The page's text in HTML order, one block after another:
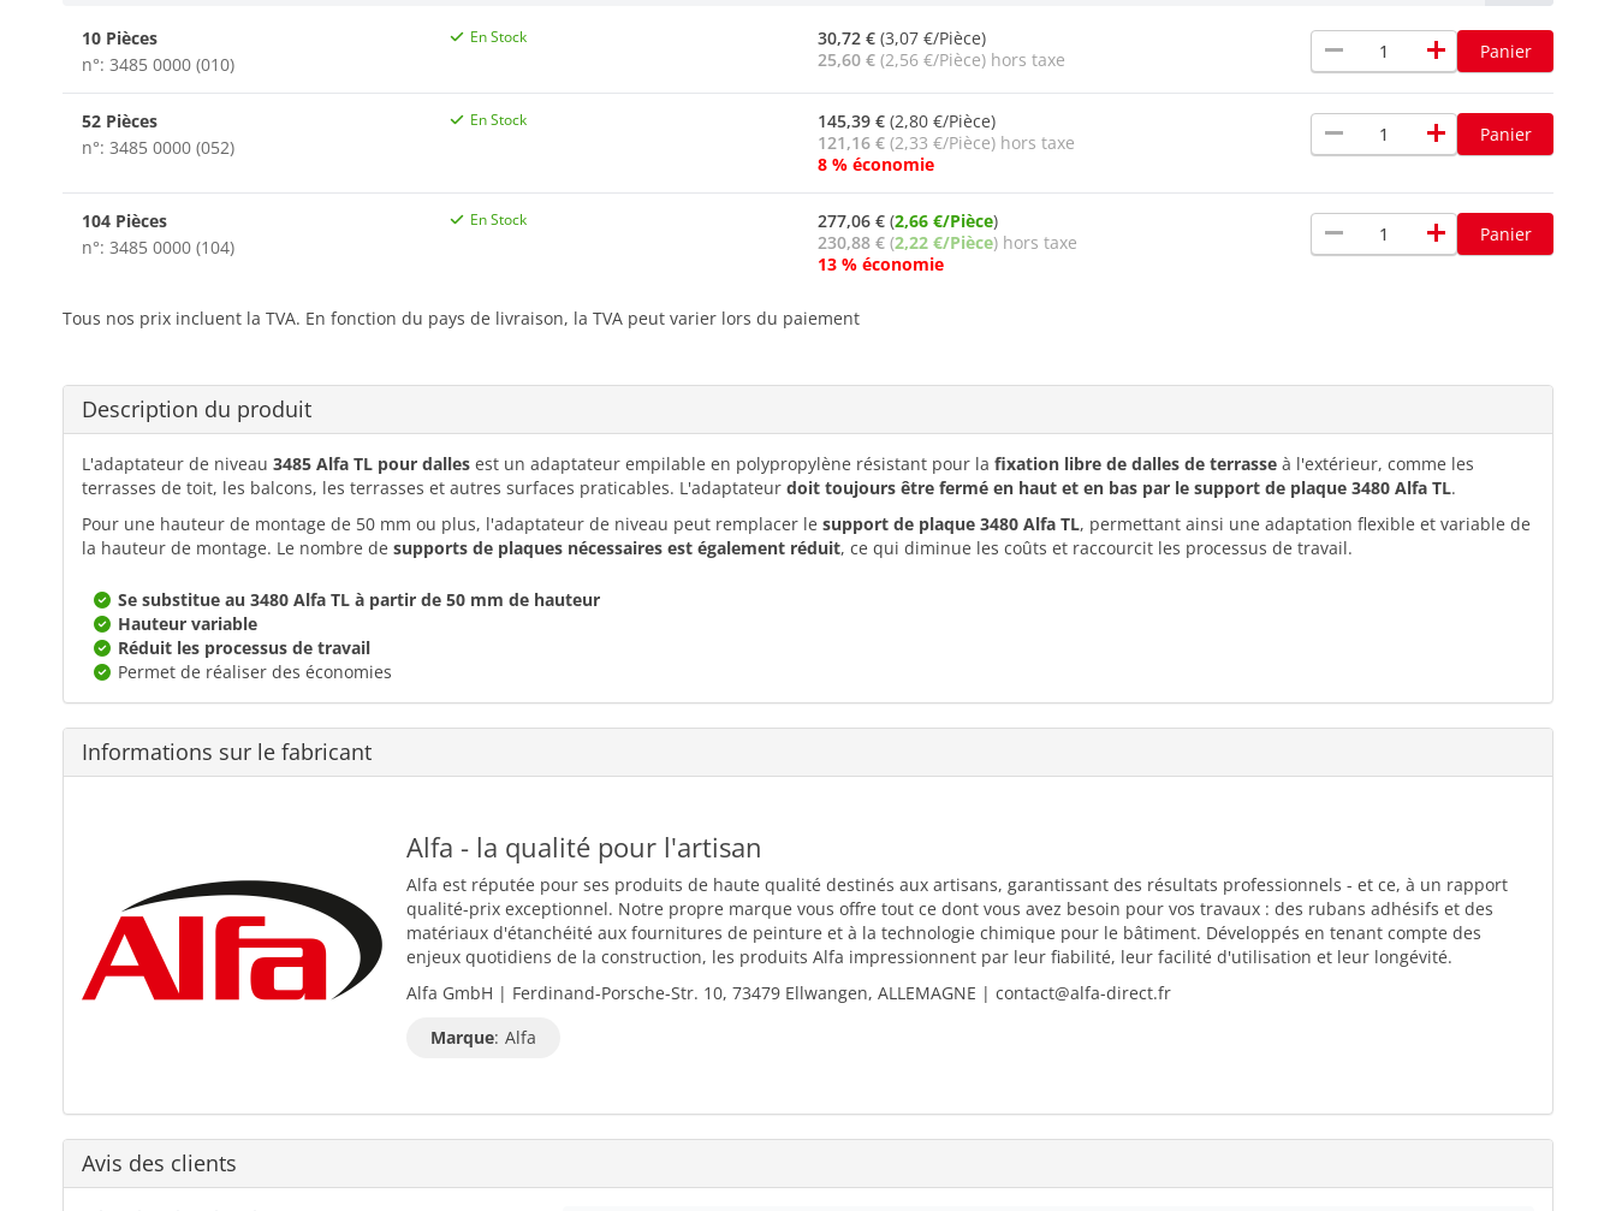
10 Pièces
n°: 3485 0000 (010)
En Stock 30,72 € (3,07 €/Pièce)
25,60 € (2,56 €/Pièce) hors taxe remove add Panier
52 Pièces
n°: 3485 0000 (052)
En Stock 145,39 € (2,80 €/Pièce)
121,16 € (2,33 €/Pièce) hors taxe
8 % économie
remove add Panier
104 Pièces
n°: 3485 0000 (104)
En Stock 277,06 € (2,66 €/Pièce)
230,88 € (2,22 €/Pièce) hors taxe
13 % économie
remove add Panier
Tous nos prix incluent la TVA. En fonction du pays de livraison, la TVA peut varier lors du paiement
Description du produit
L'adaptateur de niveau 3485 Alfa TL pour dalles est un adaptateur empilable en polypropylène résistant pour la fixation libre de dalles de terrasse à l'extérieur, comme les
terrasses de toit, les balcons, les terrasses et autres surfaces praticables. L'adaptateur doit toujours être fermé en haut et en bas par le support de plaque 3480 Alfa TL.
Pour une hauteur de montage de 50 mm ou plus, l'adaptateur de niveau peut remplacer le support de plaque 3480 Alfa TL, permettant ainsi une adaptation flexible et variable de
la hauteur de montage. Le nombre de supports de plaques nécessaires est également réduit, ce qui diminue les coûts et raccourcit les processus de travail.
Se substitue au 3480 Alfa TL à partir de 50 mm de hauteur
Hauteur variable
Réduit les processus de travail
Permet de réaliser des économies
Informations sur le fabricant
Alfa - la qualité pour l'artisan
Alfa est réputée pour ses produits de haute qualité destinés aux artisans, garantissant des résultats professionnels - et ce, à un rapport
qualité-prix exceptionnel. Notre propre marque vous offre tout ce dont vous avez besoin pour vos travaux : des rubans adhésifs et des
matériaux d'étanchéité aux fournitures de peinture et à la technologie chimique pour le bâtiment. Développés en tenant compte des
enjeux quotidiens de la construction, les produits Alfa impressionnent par leur fiabilité, leur facilité d'utilisation et leur longévité.
Alfa GmbH | Ferdinand-Porsche-Str. 10, 73479 Ellwangen, ALLEMAGNE | contact@alfa-direct.fr
Marque: Alfa
Avis des clients